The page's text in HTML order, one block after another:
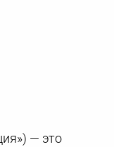
— это